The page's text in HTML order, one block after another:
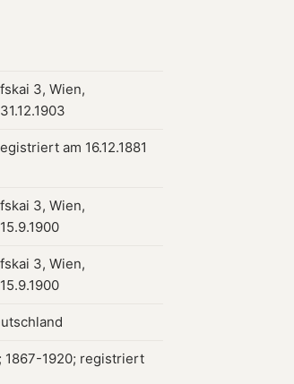
3, Wien,
am 16.12.1881
3, Wien,
3, Wien,
1867-1920; registriert